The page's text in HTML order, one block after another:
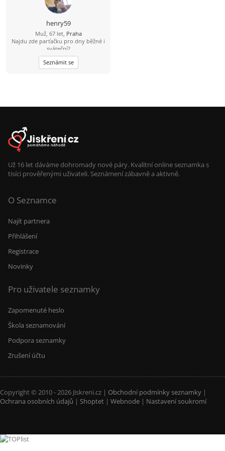
henry59
Muž, 67 let, Praha
Najdu zde parťačku pro dny běžné i
sváteční?
Seznámit se
Už 16 let dáváme dohromady nové páry. Kvalitní online seznamka s
tisíci prověřenými uživateli. Seznámení zábavně a aktivně.
O Seznamce
Najít partnera
Přihlášení
Registrace
Novinky
Pro uživatele seznamky
Zapomenuté heslo
Škola seznamování
Podpora seznamky
Zrušení účtu
Copyright © 2010 - 2026 Jiskreni.cz | Obchodní podmínky seznamky |
Ochrana osobních údajů | Shoptet | Webnode | Nastavení soukromí